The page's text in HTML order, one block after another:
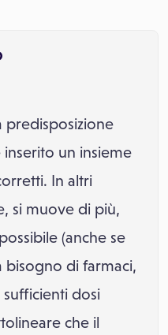
predisposizione
inserito un insieme
In altri
si muove di più,
(anche se
bisogno di farmaci,
dosi
che il